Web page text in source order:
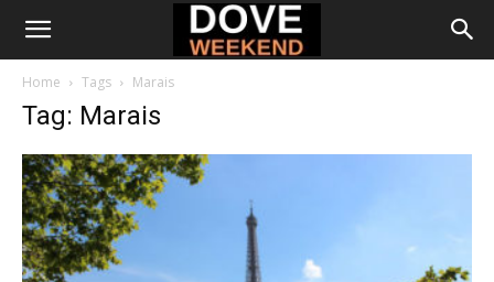
Home Tags Marais
Tag: Marais